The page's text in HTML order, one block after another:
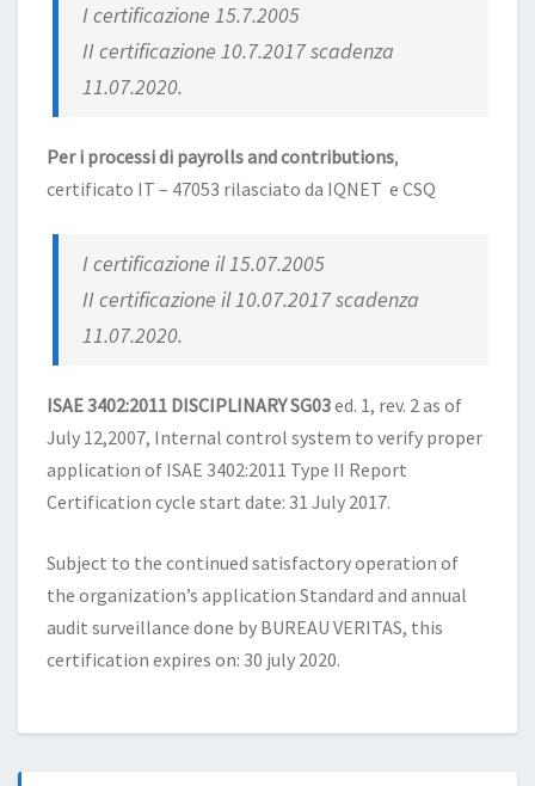
I certificazione 15.7.2005
II certificazione 10.7.2017 scadenza
11.07.2020.
Per i processi di payrolls and contributions,
certificato IT – 47053 rilasciato da IQNET e CSQ
I certificazione il 15.07.2005
II certificazione il 10.07.2017 scadenza
11.07.2020.
ISAE 3402:2011 DISCIPLINARY SG03ed. 1, rev. 2 as of
July 12,2007, Internal control system to verify proper
application of ISAE 3402:2011 Type II Report
Certification cycle start date: 31 July 2017.
Subject to the continued satisfactory operation of
the organization’s application Standard and annual
audit surveillance done by BUREAU VERITAS, this
certification expires on: 30 july 2020.